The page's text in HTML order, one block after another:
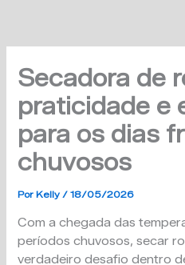
o
Secadora de
praticidade e
para os dias
chuvosos
Por Kelly/18/05/2026
Com a chegada das
períodos chuvosos, secar
verdadeiro desafio dentro